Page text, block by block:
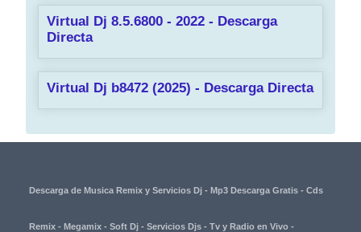
Virtual Dj 8.5.6800 - 2022 - Descarga
Directa
Virtual Dj b8472 (2025) - Descarga Directa
Descarga de Musica Remix y Servicios Dj - Mp3 Descarga Gratis - Cds
Remix - Megamix - Soft Dj - Servicios Djs - Tv y Radio en Vivo -